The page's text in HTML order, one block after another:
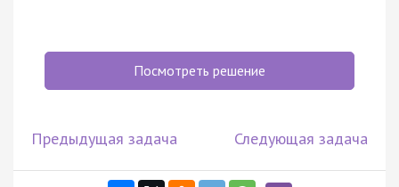
Посмотреть решение
Предыдущая задача Следующая задача